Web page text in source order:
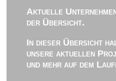
Aktuelle
der Übersicht.
In dieser Übersicht
unsere aktuellen
und mehr auf dem